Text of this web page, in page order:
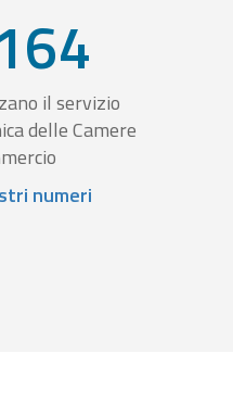
il servizio
delle Camere
numeri